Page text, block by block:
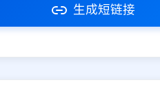
生成短链接